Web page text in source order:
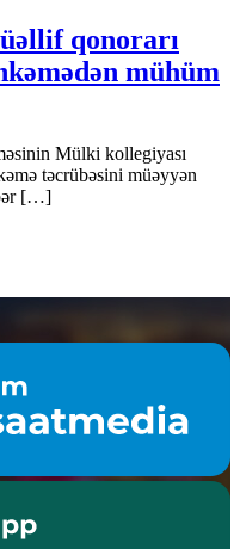
qonorarı
mühüm
Mülki kollegiyası
təcrübəsini müəyyən
[…]